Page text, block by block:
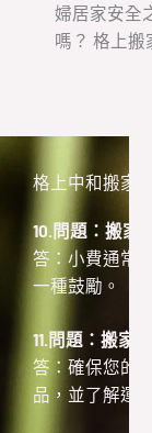
婦居家安全
嗎？ 格上搬
格上中和搬家
10.問題：搬家
答：小費通常
一種鼓勵。
11.問題：搬家
答：確保您的
品，並了解運